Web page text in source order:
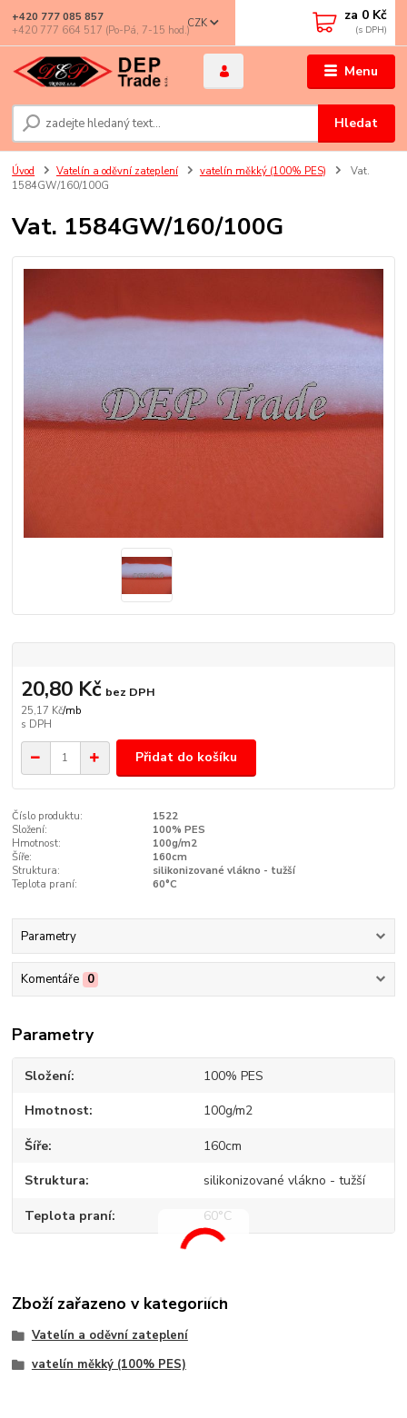
Menu
CZK
Hledat
+420 777 085 857
+420 777 664 517 (Po-Pá, 7-15 hod.)
za 0 Kč
Úvod Vatelín a oděvní zateplení vatelín měkký (100% PES)
Vat.
1584GW/160/100G
Vat. 1584GW/160/100G
25,17 Kč/mb
20,80 Kč bez DPH
Přidat do košíku
Číslo produktu:
1522
Složení:
100% PES
Hmotnost:
100g/m2
Šíře:
160cm
Struktura:
silikonizované vlákno - tužší
Teplota praní:
60°C
Parametry
Komentáře 0
Parametry
Složení 100% PES
Hmotnost 100g/m2
Šíře 160cm
Struktura silikonizované vlákno - tužší
Teplota praní 60°C
Zboží zařazeno v kategoriích
Vatelín a oděvní zateplení
vatelín měkký (100% PES)